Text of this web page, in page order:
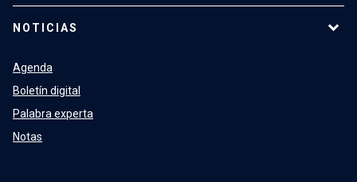
NOTICIAS
Agenda
Boletín digital
Palabra experta
Notas